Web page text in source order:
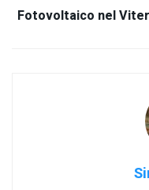
Fotovoltaico nel